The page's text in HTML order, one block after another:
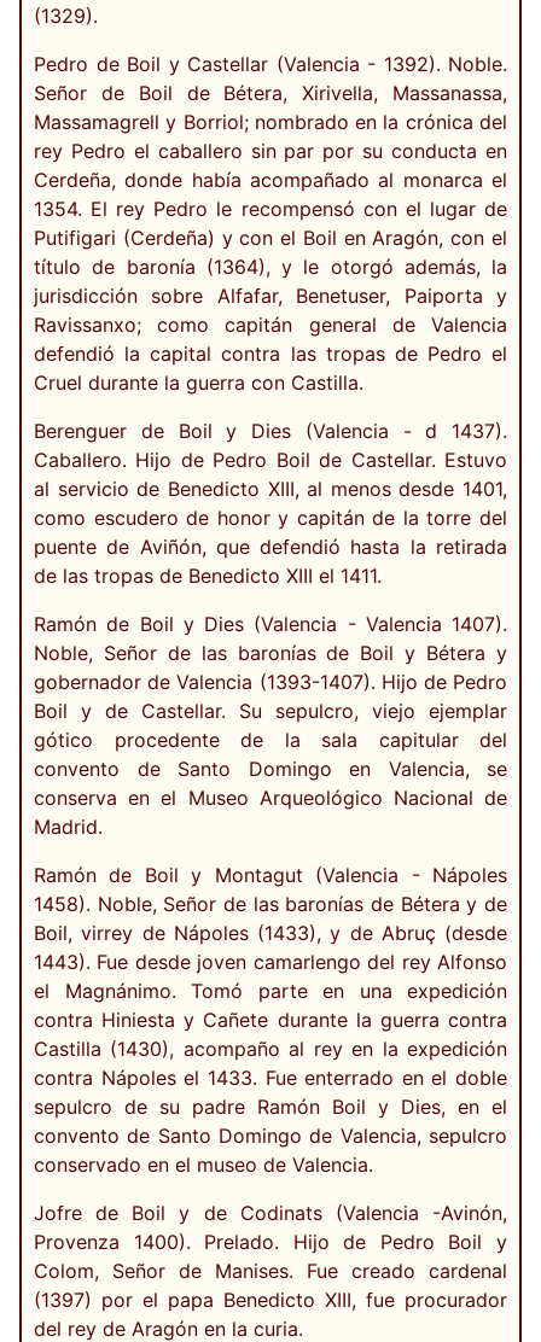
(1329).
Pedro de Boil y Castellar (Valencia - 1392). Noble.
Señor de Boil de Bétera, Xirivella, Massanassa,
Massamagrell y Borriol; nombrado en la crónica del
rey Pedro el caballero sin par por su conducta en
Cerdeña, donde había acompañado al monarca el
1354. El rey Pedro le recompensó con el lugar de
Putifigari (Cerdeña) y con el Boil en Aragón, con el
título de baronía (1364), y le otorgó además, la
jurisdicción sobre Alfafar, Benetuser, Paiporta y
Ravissanxo; como capitán general de Valencia
defendió la capital contra las tropas de Pedro el
Cruel durante la guerra con Castilla.
Berenguer de Boil y Dies (Valencia - d 1437).
Caballero. Hijo de Pedro Boil de Castellar. Estuvo
al servicio de Benedicto XIII, al menos desde 1401,
como escudero de honor y capitán de la torre del
puente de Aviñón, que defendió hasta la retirada
de las tropas de Benedicto XIII el 1411.
Ramón de Boil y Dies (Valencia - Valencia 1407).
Noble, Señor de las baronías de Boil y Bétera y
gobernador de Valencia (1393-1407). Hijo de Pedro
Boil y de Castellar. Su sepulcro, viejo ejemplar
gótico procedente de la sala capitular del
convento de Santo Domingo en Valencia, se
conserva en el Museo Arqueológico Nacional de
Madrid.
Ramón de Boil y Montagut (Valencia - Nápoles
1458). Noble, Señor de las baronías de Bétera y de
Boil, virrey de Nápoles (1433), y de Abruç (desde
1443). Fue desde joven camarlengo del rey Alfonso
el Magnánimo. Tomó parte en una expedición
contra Hiniesta y Cañete durante la guerra contra
Castilla (1430), acompaño al rey en la expedición
contra Nápoles el 1433. Fue enterrado en el doble
sepulcro de su padre Ramón Boil y Dies, en el
convento de Santo Domingo de Valencia, sepulcro
conservado en el museo de Valencia.
Jofre de Boil y de Codinats (Valencia -Avinón,
Provenza 1400). Prelado. Hijo de Pedro Boil y
Colom, Señor de Manises. Fue creado cardenal
(1397) por el papa Benedicto XIII, fue procurador
del rey de Aragón en la curia.